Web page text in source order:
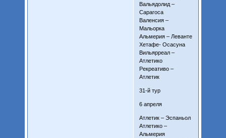
Вальядолид –
Сарагоса
Валенсия –
Мальорка
Альмерия – Леванте
Хетафе- Осасуна
Вильярреал –
Атлетико
Рекреативо –
Атлетик
31-й тур
6 апреля
Атлетик – Эспаньол
Атлетико –
Альмерия